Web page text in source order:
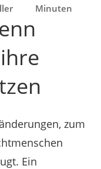
Minuten
zum
Ein